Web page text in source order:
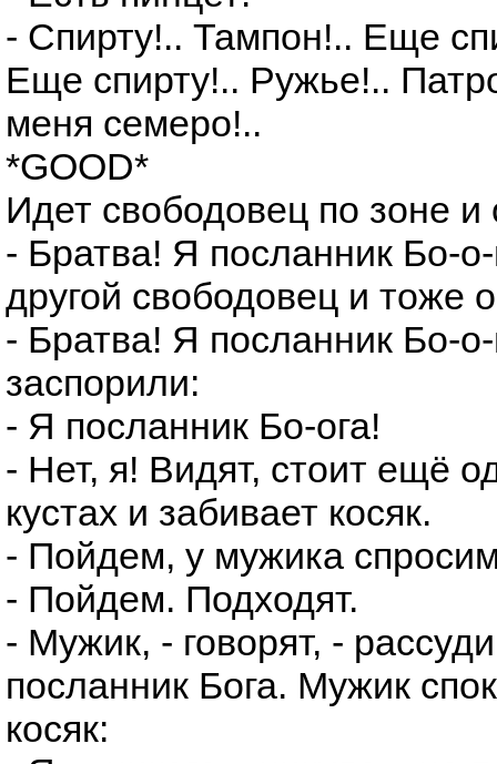
- Спирту!.. Тампон!.. Еще
Еще спирту!.. Ружье!..
меня семеро!..
*GOOD*
Идет свободовец по зоне и
- Братва! Я посланник Бо-
другой свободовец и тоже
- Братва! Я посланник Бо-
заспорили:
- Я посланник Бо-ога!
- Нет, я! Видят, стоит ещё
кустах и забивает косяк.
- Пойдем, у мужика
- Пойдем. Подходят.
- Мужик, - говорят, -
посланник Бога. Мужик
косяк: